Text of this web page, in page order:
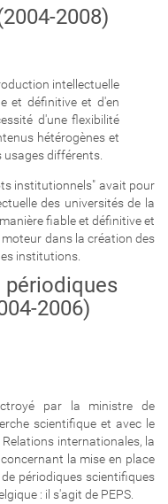
2008)
intellectuelle
et définitive et d'en
d'une flexibilité
hétérogènes et
usages différents.
institutionnels" avait pour
des universités de la
fiable et définitive et
dans la création des
institutions.
2006)
par la ministre de
scientifique et avec le
internationales, la
la mise en place
périodiques scientifiques
: il s'agit de PEPS.